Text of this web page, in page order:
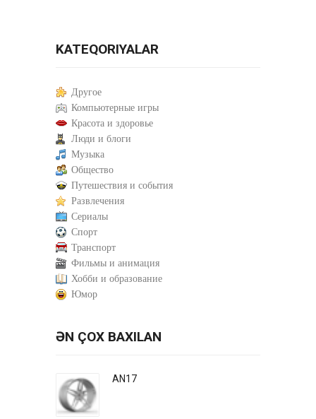
KATEQORIYALAR
Другое
Компьютерные игры
Красота и здоровье
Люди и блоги
Музыка
Общество
Путешествия и события
Развлечения
Сериалы
Спорт
Транспорт
Фильмы и анимация
Хобби и образование
Юмор
ƏN ÇOX BAXILAN
AN17